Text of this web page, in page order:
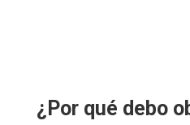
¿Por qué debo